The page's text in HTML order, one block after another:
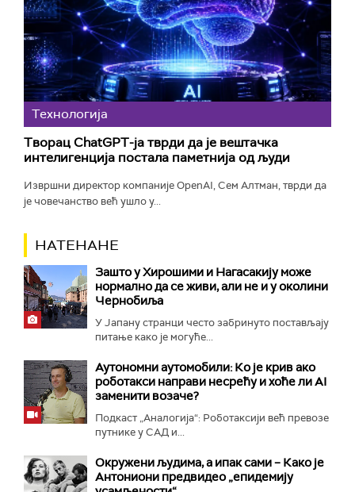
Технологијa
Творац ChatGPT-ја тврди да је вештачка
интелигенција постала паметнија од људи
Извршни директор компаније OpenAI, Сем Алтман, тврди да
је човечанство већ ушло у...
НАТЕНАНЕ
Зашто у Хирошими и Нагасакију може
нормално да се живи, али не и у околини
Чернобиља
У Јапану странци често забринуто постављају
питање како је могуће...
Аутономни аутомобили: Ко је крив ако
роботакси направи несрећу и хоће ли AI
заменити возаче?
Подкаст „Аналогија“: Роботаксији већ превозе
путнике у САД и...
Окружени људима, а ипак сами – Како је
Антониони предвидео „епидемију